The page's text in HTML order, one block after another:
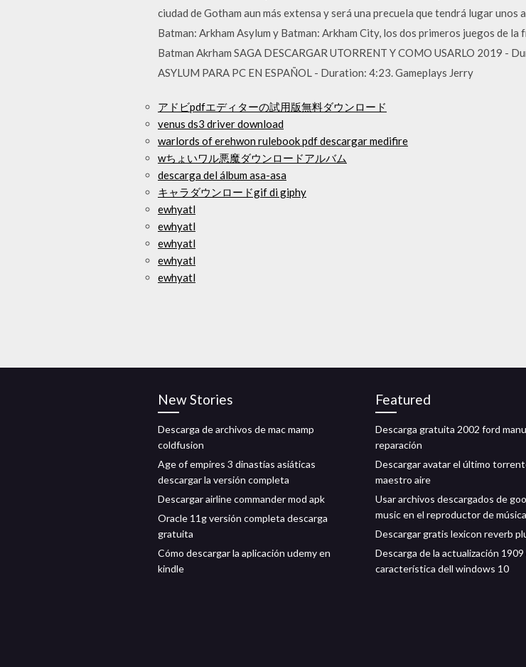
ciudad de Gotham aun más extensa y será una precuela que tendrá lugar
Batman: Arkham Asylum y Batman: Arkham City, los dos primeros juegos de
Batman Akrham SAGA DESCARGAR UTORRENT Y COMO USARLO 2019 -
ASYLUM PARA PC EN ESPAÑOL - Duration: 4:23. Gameplays Jerry
アドビpdfエディターの試用版無料ダウンロード
venus ds3 driver download
warlords of erehwon rulebook pdf descargar medifire
wちょいワル悪魔ダウンロードアルバム
descarga del álbum asa-asa
キャラダウンロードgif di giphy
ewhyatl
ewhyatl
ewhyatl
ewhyatl
ewhyatl
New Stories
Descarga de archivos de mac mamp
coldfusion
Age of empires 3 dinastías asiáticas
descargar la versión completa
Descargar airline commander mod apk
Oracle 11g versión completa descarga
gratuita
Cómo descargar la aplicación udemy en
kindle
Featured
Descarga gratuita 2002 ford
reparación
Descargar avatar el último
maestro aire
Usar archivos descargados de
music en el reproductor de música
Descargar gratis lexicon reverb
Descarga de la actualización 1909
característica dell windows 10